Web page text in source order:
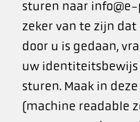
sturen naar
zeker van te zijn
door u is gedaan,
uw identiteitsbewijs
sturen. Maak in
(machine readable